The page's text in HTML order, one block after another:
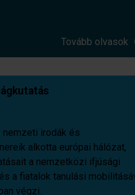
Tovább olvasok
nemzeti irodák és
alkotta európai hálózat,
a nemzetközi ifjúsági
a fiatalok tanulási
végzi.